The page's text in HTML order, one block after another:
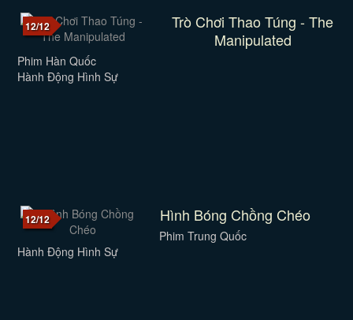
12/12
Trò Chơi Thao Túng - The
Manipulated
Phim Hàn Quốc
Hành Động Hình Sự
12/12 Hình Bóng Chồng Chéo
Phim Trung Quốc
Hành Động Hình Sự